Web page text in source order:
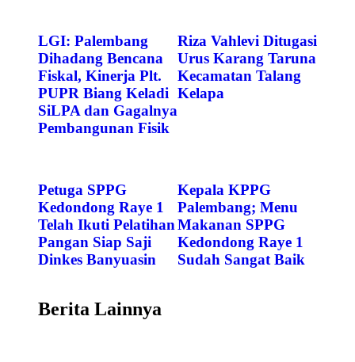
LGI: Palembang
Dihadang Bencana
Fiskal, Kinerja Plt.
PUPR Biang Keladi
SiLPA dan Gagalnya
Pembangunan Fisik
Riza Vahlevi Ditugasi
Urus Karang Taruna
Kecamatan Talang
Kelapa
Petuga SPPG
Kedondong Raye 1
Telah Ikuti Pelatihan
Pangan Siap Saji
Dinkes Banyuasin
Kepala KPPG
Palembang; Menu
Makanan SPPG
Kedondong Raye 1
Sudah Sangat Baik
Berita Lainnya